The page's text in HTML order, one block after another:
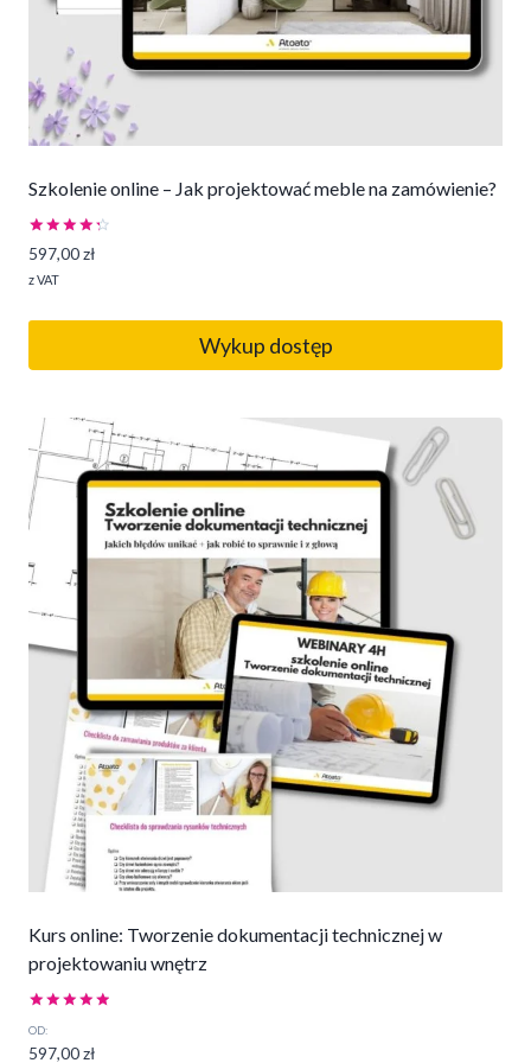
Szkolenie online – Jak projektować meble na zamówienie?
Oceniono
4.43
na 5
597,00zł
z VAT
Wykup dostęp
Kurs online: Tworzenie dokumentacji technicznej w
projektowaniu wnętrz
Oceniono
5.00
na 5
OD:
597,00zł